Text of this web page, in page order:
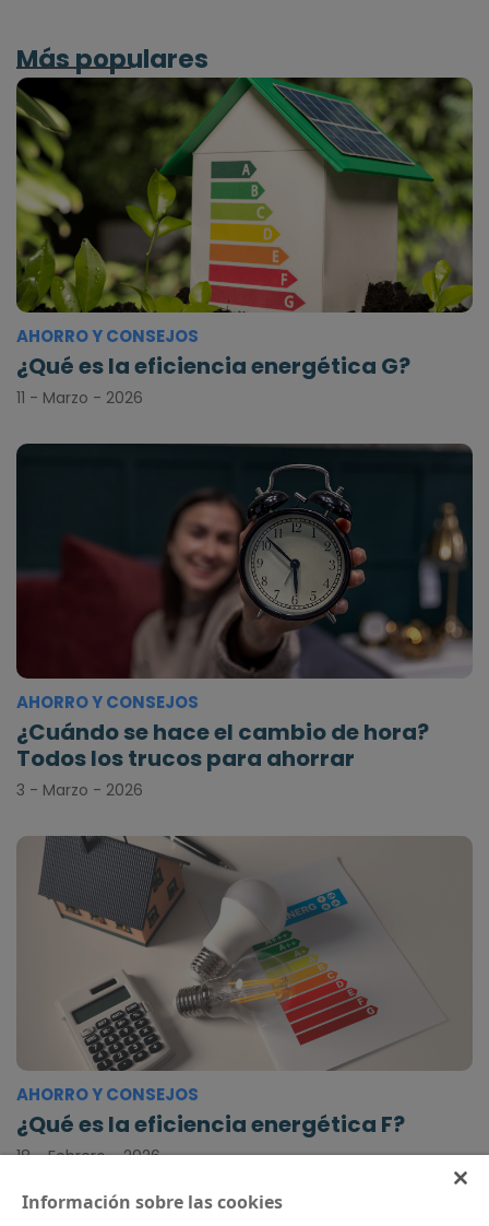
Más populares
AHORRO Y CONSEJOS
¿Qué es la eficiencia energética G?
11 - Marzo - 2026
AHORRO Y CONSEJOS
¿Cuándo se hace el cambio de hora?
Todos los trucos para ahorrar
3 - Marzo - 2026
AHORRO Y CONSEJOS
¿Qué es la eficiencia energética F?
18 - Febrero - 2026
Información sobre las cookies